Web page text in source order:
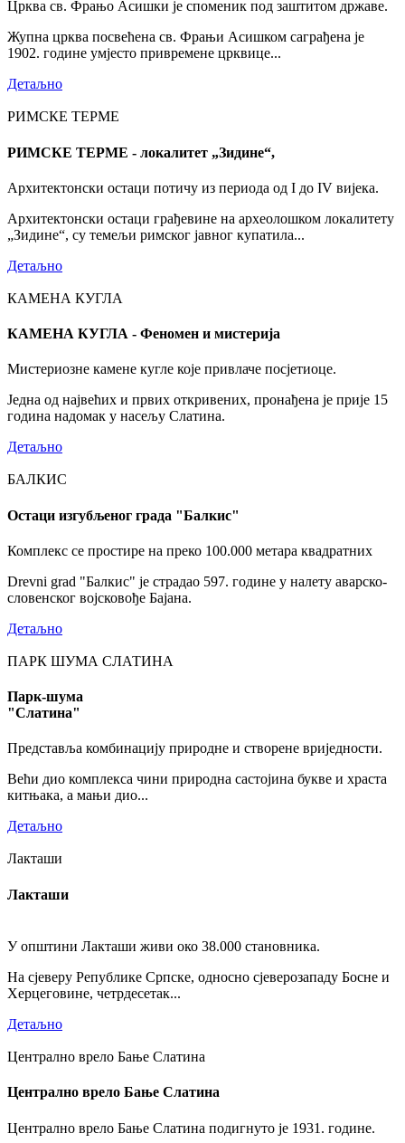
Црква св. Фрањо Асишки је споменик под заштитом државе.
Жупна црква посвећена св. Фрањи Асишком саграђена је
1902. године умјесто привремене црквице...
Детаљно
РИМСКЕ ТЕРМЕ
РИМСКЕ ТЕРМЕ - локалитет „Зидине“,
Архитектонски остаци потичу из периода од I до IV вијека.
Архитектонски остаци грађевине на археолошком локалитету
„Зидине“, су темељи римског јавног купатила...
Детаљно
КАМЕНА КУГЛА
КАМЕНА КУГЛА - Феномен и мистерија
Мистериозне камене кугле које привлаче посјетиоце.
Једна од највећих и првих откривених, пронађена је прије 15
година надомак у насељу Слатина.
Детаљно
БАЛКИС
Остаци изгубљеног града "Балкис"
Комплекс се простире на преко 100.000 метара квадратних
Drevni grad "Балкис" је страдао 597. године у налету аварско-
словенског војсковође Бајана.
Детаљно
ПАРК ШУМА СЛАТИНА
Парк-шума
"Слатина"
Представља комбинацију природне и створене вриједности.
Већи дио комплекса чини природна састојина букве и храста
китњака, а мањи дио...
Детаљно
Лакташи
Лакташи
У општини Лакташи живи око 38.000 становника.
На сјеверу Републике Српске, односно сјеверозападу Босне и
Херцеговине, четрдесетак...
Детаљно
Централно врело Бање Слатина
Централно врело Бање Слатина
Централно врело Бање Слатина подигнуто је 1931. године.